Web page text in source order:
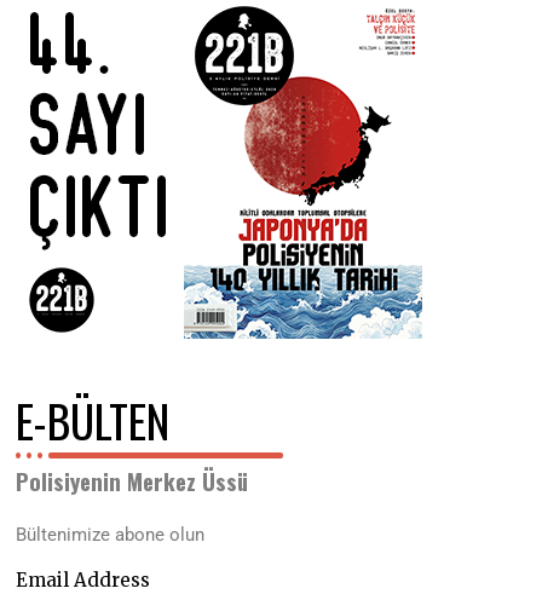
E-BÜLTEN
Polisiyenin Merkez Üssü
Bültenimize abone olun
Email Address